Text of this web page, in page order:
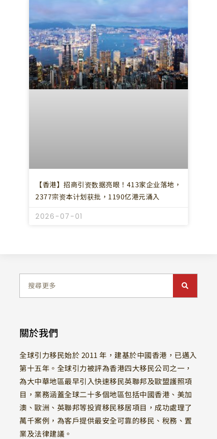
【香港】招商引资数据亮眼！413家企业落地，
2377宗资本计划获批，1190亿港元涌入
2026-07-01
關於我們
全球引力移民始於 2011 年，建基於中國香港，已邁入
第十五年。全球引力被評為香港四大移民公司之一，
為大中華地區最早引入快速移民英聯邦及歐盟護照項
目，業務涵蓋全球二十多個地區包括中國香港、美加
澳、歐洲、英聯邦等投資移民移居項目，成功處理了
萬千案例，為客戶提供最安全可靠的移民、稅務、置
業及法律建議。